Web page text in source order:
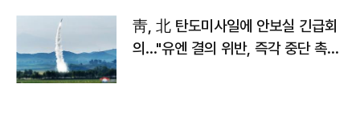
靑, 北 탄도미사일에 안보실 긴급회
의…"유엔 결의 위반, 즉각 중단 촉